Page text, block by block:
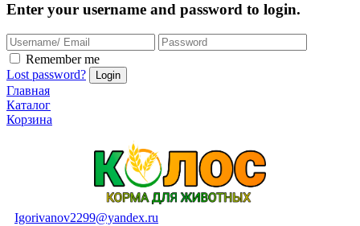
Enter your username and password to login.
Remember me
Lost password?
Главная
Каталог
Корзина
Igorivanov2299@yandex.ru